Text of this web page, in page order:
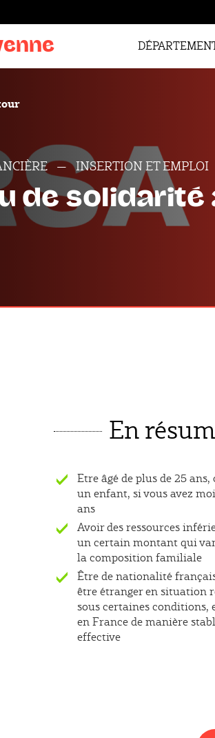
INSERTION ET EMPLOI
de solidarité
En
S'applique
Etre âgé de plus de 25
un enfant, si vous avez
ans
S'applique
Avoir des ressources
un certain montant qui
la composition familiale
S'applique
Être de nationalité
être étranger en situation
sous certaines conditions,
en France de manière
effective